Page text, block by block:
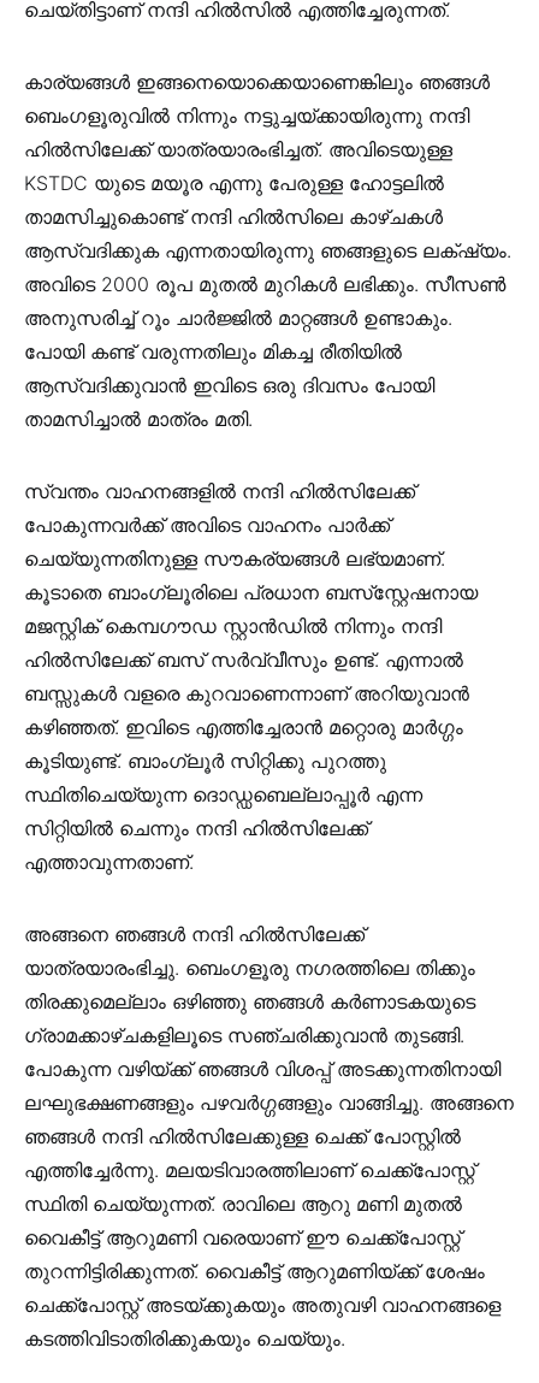
ചെയ്തിട്ടാണ് നന്ദി ഹിൽസിൽ എത്തിച്ചേരുന്നത്.
കാര്യങ്ങൾ ഇങ്ങനെയൊക്കെയാണെങ്കിലും ഞങ്ങൾ
ബെംഗളൂരുവിൽ നിന്നും നട്ടുച്ചയ്ക്കായിരുന്നു നന്ദി
ഹിൽസിലേക്ക് യാത്രയാരംഭിച്ചത്. അവിടെയുള്ള
KSTDC യുടെ മയൂര എന്നു പേരുള്ള ഹോട്ടലിൽ
താമസിച്ചുകൊണ്ട് നന്ദി ഹിൽസിലെ കാഴ്ചകൾ
ആസ്വദിക്കുക എന്നതായിരുന്നു ഞങ്ങളുടെ ലക്‌ഷ്യം.
അവിടെ 2000 രൂപ മുതൽ മുറികൾ ലഭിക്കും. സീസൺ
അനുസരിച്ച് റൂം ചാർജ്ജിൽ മാറ്റങ്ങൾ ഉണ്ടാകും.
പോയി കണ്ട് വരുന്നതിലും മികച്ച രീതിയിൽ
ആസ്വദിക്കുവാൻ ഇവിടെ ഒരു ദിവസം പോയി
താമസിച്ചാൽ മാത്രം മതി.
സ്വന്തം വാഹനങ്ങളിൽ നന്ദി ഹിൽസിലേക്ക്
പോകുന്നവർക്ക് അവിടെ വാഹനം പാർക്ക്
ചെയ്യുന്നതിനുള്ള സൗകര്യങ്ങൾ ലഭ്യമാണ്.
കൂടാതെ ബാംഗ്ലൂരിലെ പ്രധാന ബസ്‌സ്റ്റേഷനായ
മജസ്റ്റിക് കെമ്പഗൗഡ സ്റ്റാൻഡിൽ നിന്നും നന്ദി
ഹിൽസിലേക്ക് ബസ്‌ സർവ്വീസും ഉണ്ട്. എന്നാൽ
ബസ്സുകൾ വളരെ കുറവാണെന്നാണ് അറിയുവാൻ
കഴിഞ്ഞത്. ഇവിടെ എത്തിച്ചേരാൻ മറ്റൊരു മാർഗ്ഗം
കൂടിയുണ്ട്. ബാംഗ്ലൂർ സിറ്റിക്കു പുറത്തു
സ്ഥിതിചെയ്യുന്ന ദൊഡ്ഡബെല്ലാപ്പൂർ എന്ന
സിറ്റിയിൽ ചെന്നും നന്ദി ഹിൽസിലേക്ക്
എത്താവുന്നതാണ്.
അങ്ങനെ ഞങ്ങൾ നന്ദി ഹിൽസിലേക്ക്
യാത്രയാരംഭിച്ചു. ബെംഗളൂരു നഗരത്തിലെ തിക്കും
തിരക്കുമെല്ലാം ഒഴിഞ്ഞു ഞങ്ങൾ കർണാടകയുടെ
ഗ്രാമക്കാഴ്ചകളിലൂടെ സഞ്ചരിക്കുവാൻ തുടങ്ങി.
പോകുന്ന വഴിയ്ക്ക് ഞങ്ങൾ വിശപ്പ് അടക്കുന്നതിനായി
ലഘുഭക്ഷണങ്ങളും പഴവർഗ്ഗങ്ങളും വാങ്ങിച്ചു. അങ്ങനെ
ഞങ്ങൾ നന്ദി ഹിൽസിലേക്കുള്ള ചെക്ക് പോസ്റ്റിൽ
എത്തിച്ചേർന്നു. മലയടിവാരത്തിലാണ് ചെക്ക്പോസ്റ്റ്
സ്ഥിതി ചെയ്യുന്നത്. രാവിലെ ആറു മണി മുതൽ
വൈകീട്ട് ആറുമണി വരെയാണ് ഈ ചെക്ക്പോസ്റ്റ്
തുറന്നിട്ടിരിക്കുന്നത്. വൈകീട്ട് ആറുമണിയ്ക്ക് ശേഷം
ചെക്ക്പോസ്റ്റ് അടയ്ക്കുകയും അതുവഴി വാഹനങ്ങളെ
കടത്തിവിടാതിരിക്കുകയും ചെയ്യും.